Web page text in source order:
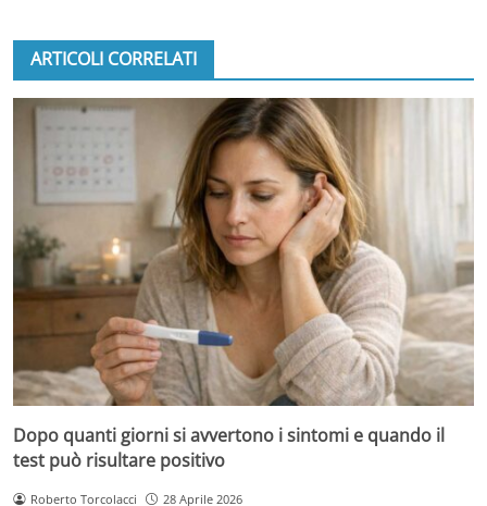
ARTICOLI CORRELATI
Dopo quanti giorni si avvertono i sintomi e quando il
test può risultare positivo
Roberto Torcolacci 28 Aprile 2026